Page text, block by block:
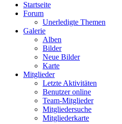
Startseite
Forum
Unerledigte Themen
Galerie
Alben
Bilder
Neue Bilder
Karte
Mitglieder
Letzte Aktivitäten
Benutzer online
Team-Mitglieder
Mitgliedersuche
Mitgliederkarte